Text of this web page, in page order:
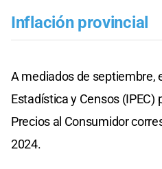
Inflación provincial
A mediados de septiembre,
Estadística y Censos (IPEC)
Precios al Consumidor
2024.